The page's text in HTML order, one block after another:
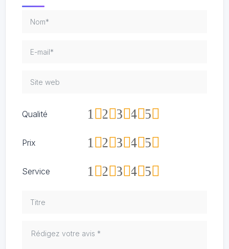
Qualité 5
4
3
2
1
Prix 5
4
3
2
1
Service 5
4
3
2
1